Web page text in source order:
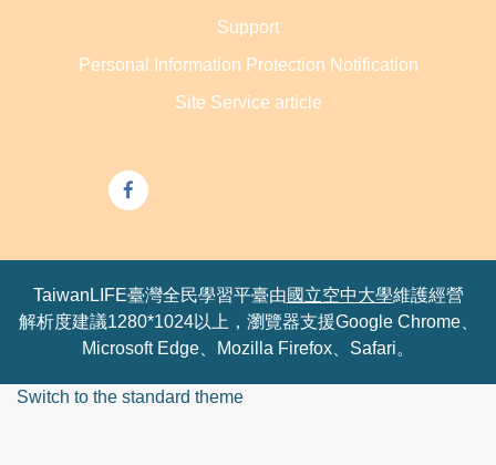
Support
Personal Information Protection Notification
Site Service article
TaiwanLIFE臺灣全民學習平臺由國立空中大學維護經營
解析度建議1280*1024以上，瀏覽器支援Google Chrome、
Microsoft Edge、Mozilla Firefox、Safari。
Switch to the standard theme